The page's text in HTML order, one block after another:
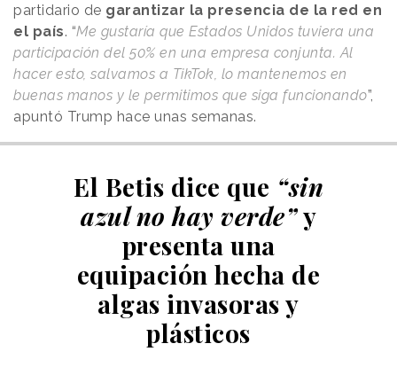
partidario de garantizar la presencia de la red en
el país. “Me gustaría que Estados Unidos tuviera una
participación del 50% en una empresa conjunta. Al
hacer esto, salvamos a TikTok, lo mantenemos en
buenas manos y le permitimos que siga funcionando”,
apuntó Trump hace unas semanas.
El Betis dice que “sin
azul no hay verde”y
presenta una
equipación hecha de
algas invasoras y
plásticos